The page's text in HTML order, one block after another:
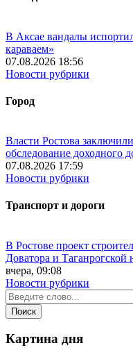
В Аксае вандалы
караваем»
07.08.2026 18:56
Новости рубрики
Город
Власти Ростова
обследование доходного
07.08.2026 17:59
Новости рубрики
Транспорт и дороги
В Ростове проект
Доватора и Таганрогской
вчера, 09:08
Новости рубрики
Картина дня